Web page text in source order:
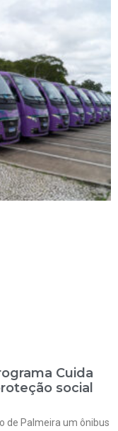
Cuida
social
de Palmeira um ônibus